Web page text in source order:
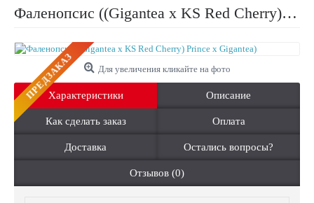
Фаленопсис ((Gigantea x KS Red Cherry) Prince x Gigantea)
ПРЕДЗАКАЗ Для увеличения кликайте на фото
Характеристики Описание
Как сделать заказ Оплата
Доставка Остались вопросы?
Отзывов (0)